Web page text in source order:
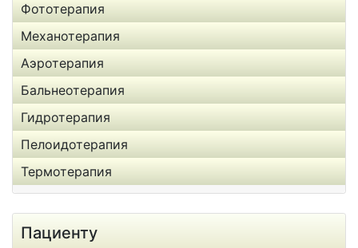
Фототерапия
Механотерапия
Аэротерапия
Бальнеотерапия
Гидротерапия
Пелоидотерапия
Термотерапия
Пациенту